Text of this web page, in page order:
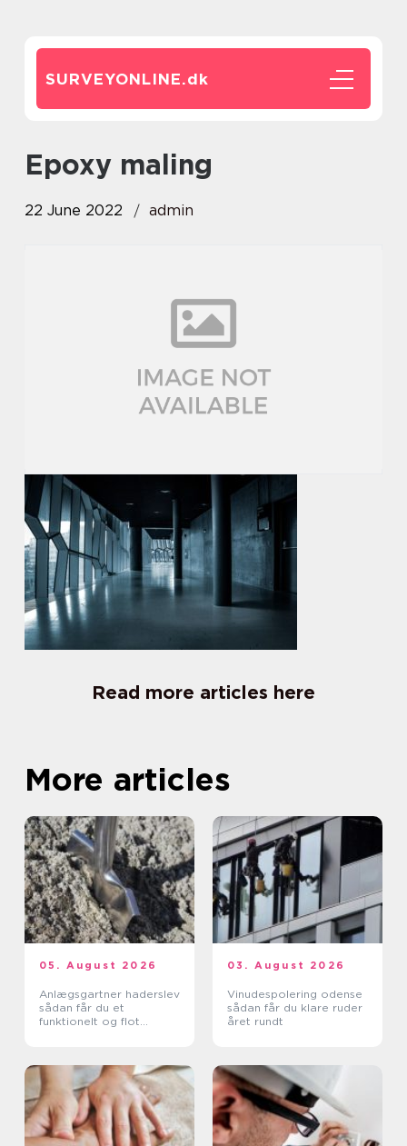
SURVEYONLINE.dk
epoxy maling
22 June 2022 admin
Read more articles here
More articles
05. August 2026
Anlægsgartner haderslev
sådan får du et
funktionelt og flot
03. August 2026
Vinudespolering odense
sådan får du klare ruder
året rundt